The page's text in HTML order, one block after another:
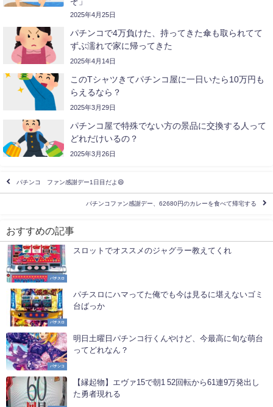
2025年4月25日
パチンコで4万負けた、持ってきた傘も取られてて
ずぶ濡れで家に帰ってきた
2025年4月14日
このTシャツきてパチンコ屋に一日いたら10万円も
らえるなら？
2025年3月29日
パチンコ屋で特殊でない方の景品に交換する人って
どれだけいるの？
2025年3月26日
パチンコ ファン感謝デー1日目だよ😄
パチンコファン感謝デー、62680円のカレーを食べて帰宅する
おすすめの記事
パチスロ
スロットでオススメのジャグラー教えてくれ
パチスロ
パチスロにハマってた俺でも今は見るに堪えないゴミ
台ばっか
パチンコ
明日土曜日パチンコ行くんやけど、今最高に旬な萌台
ってどれなん？
【縁起物】エヴァ15で朝1 52回転から61連9万発出し
た勇者現れる